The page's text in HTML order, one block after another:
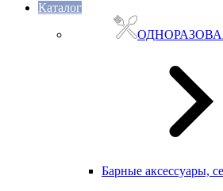
Каталог
Барные аксессуары,